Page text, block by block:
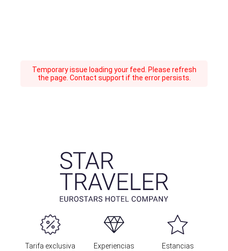
Temporary issue loading your feed. Please refresh
the page. Contact support if the error persists.
Tarifa exclusiva
Experiencias
Estancias